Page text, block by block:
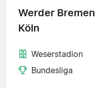
Werder Bremen
Köln
Weserstadion
Bundesliga